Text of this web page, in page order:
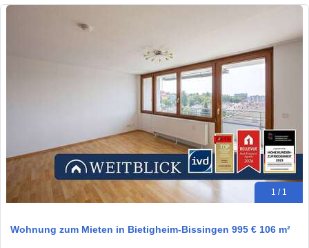
1 / 1
Wohnung zum Mieten in Bietigheim-Bissingen 995 € 106 m²